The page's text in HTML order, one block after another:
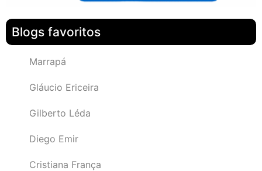
Blogs favoritos
Marrapá
Gláucio Ericeira
Gilberto Léda
Diego Emir
Cristiana França